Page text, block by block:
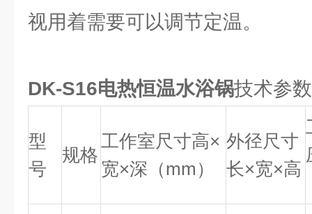
视用着需要可以调节定温。
DK-S16电热恒温水浴锅技术参
型
号
规格
工作室尺寸高×
宽×深（mm）
外径尺寸
长×宽×高